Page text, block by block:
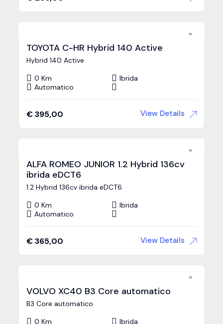
TOYOTA C-HR Hybrid 140 Active
Hybrid 140 Active
0 Km
Ibrida
Automatico
€ 395,00 View Details
ALFA ROMEO JUNIOR 1.2 Hybrid 136cv
ibrida eDCT6
1.2 Hybrid 136cv ibrida eDCT6
0 Km
Ibrida
Automatico
€ 365,00 View Details
VOLVO XC40 B3 Core automatico
B3 Core automatico
0 Km
Ibrida